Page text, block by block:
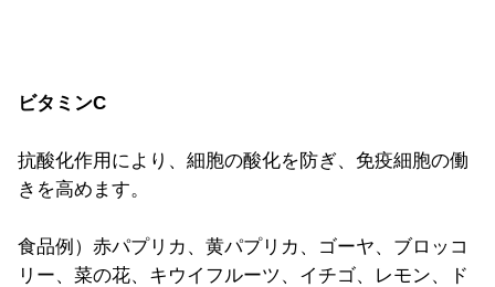
ビタミンC
抗酸化作用により、細胞の酸化を防ぎ、免疫細胞の働
きを高めます。
食品例）赤パプリカ、黄パプリカ、ゴーヤ、ブロッコ
リー、菜の花、キウイフルーツ、イチゴ、レモン、ド